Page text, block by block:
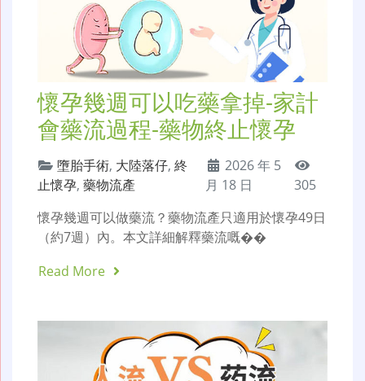
懷孕幾週可以吃藥拿掉-家計
會藥流過程-藥物終止懷孕
墮胎手術, 大陸落仔, 終
止懷孕, 藥物流產
2026 年 5
月 18 日
305
懷孕幾週可以做藥流？藥物流產只適用於懷孕49日
（約7週）內。本文詳細解釋藥流嘅��
Read More